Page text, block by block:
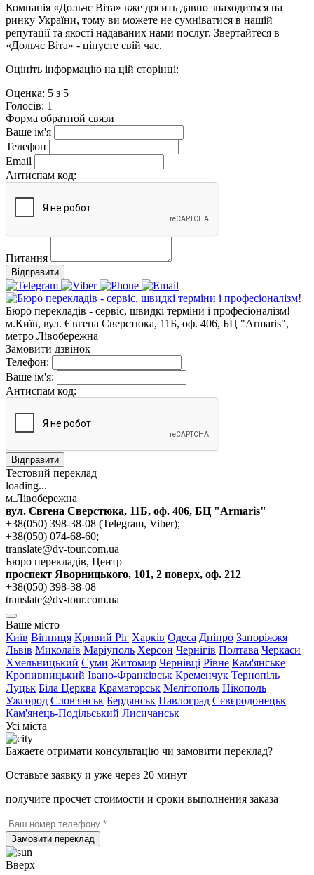
Компанія «Дольчє Віта» вже досить давно знаходиться на
ринку України, тому ви можете не сумніватися в нашій
репутації та якості надаваних нами послуг. Звертайтеся в
«Дольчє Віта» - цінуєте свій час.
Оцініть інформацію на цій сторінці:
Оценка: 5 з 5
Голосiв: 1
Форма обратной связи
Ваше ім'я
Телефон
Email
Антиспам код:
Питання
Відправити
Бюро перекладів - сервіс, швидкі терміни і професіоналізм!
м.Київ, вул. Євгена Сверстюка, 11Б, оф. 406, БЦ "Armaris",
метро Лівобережна
Замовити дзвінок
Телефон:
Ваше ім'я:
Антиспам код:
Відправити
Тестовий переклад
loading...
м.Лівобережна
вул. Євгена Сверстюка, 11Б, оф. 406, БЦ "Armaris"
+38(050) 398-38-08 (Telegram, Viber);
+38(050) 074-68-60;
translate@dv-tour.com.ua
Бюро перекладів, Центр
проспект Яворницького, 101, 2 поверх, оф. 212
+38(050) 398-38-08
translate@dv-tour.com.ua
Ваше місто
Київ Вінниця Кривий Ріг Харків Одеса Дніпро Запоріжжя
Львів Миколаїв Маріуполь Херсон Чернігів Полтава Черкаси
Хмельницький Суми Житомир Чернівці Рівне Кам'янське
Кропивницький Івано-Франківськ Кременчук Тернопіль
Луцьк Біла Церква Краматорськ Мелітополь Нікополь
Ужгород Слов'янськ Бердянськ Павлоград Сєвєродонецьк
Кам'янець-Подільський Лисичанськ
Усі міста
Бажаете отримати консультацію чи замовити переклад?
Оставьте заявку и уже через 20 минут
получите просчет стоимости и сроки выполнения заказа
Замовити переклад
Вверх